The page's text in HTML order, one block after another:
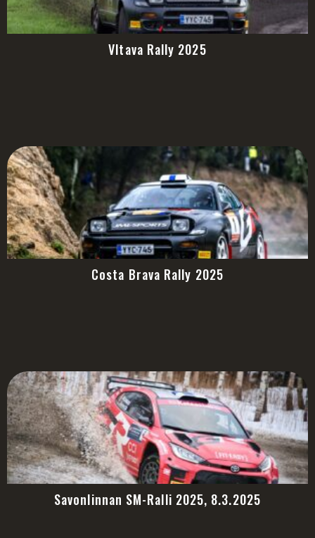
Vltava Rally 2025
Costa Brava Rally 2025
Savonlinnan SM-Ralli 2025, 8.3.2025